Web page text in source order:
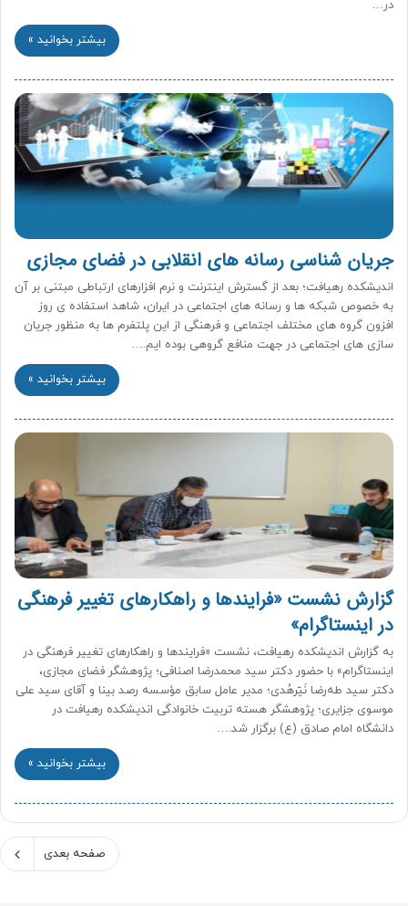
در…
بیشتر بخوانید »
جریان شناسی رسانه های انقلابی در فضای مجازی
اندیشکده رهیافت؛ بعد از گسترش اینترنت و نرم افزارهای ارتباطی مبتنی بر آن
به خصوص شبکه ها و رسانه های اجتماعی در ایران، شاهد استفاده ی روز
افزون گروه های مختلف اجتماعی و فرهنگی از این پلتفرم ها به منظور جریان
سازی های اجتماعی در جهت منافع گروهی بوده ایم.…
بیشتر بخوانید »
گزارش نشست «فرایندها و راهکارهای تغییر فرهنگی
در اینستاگرام»
به گزارش اندیشکده رهیافت، نشست «فرایندها و راهکارهای تغییر فرهنگی در
اینستاگرام» با حضور دکتر سید محمدرضا اصنافی؛ پژوهشگر فضای مجازی،
دکتر سید طه‌­رضا نَیّرهُدی؛ مدیر عامل سابق مؤسسه رصد بینا و آقای سید علی
موسوی جزایری؛ پژوهشگر هسته تربیت خانوادگی اندیشکده رهیافت در
دانشگاه امام صادق (ع) برگزار شد.…
بیشتر بخوانید »
صفحه بعدی